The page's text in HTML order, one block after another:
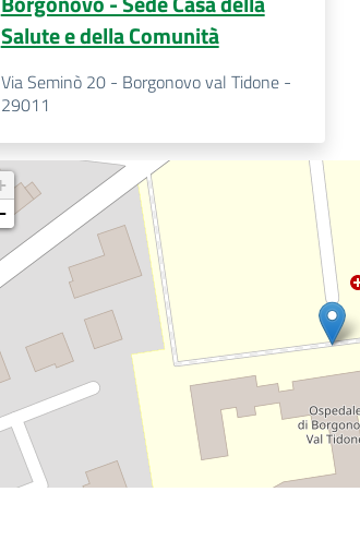
Salute e della Comunità
Via Seminò 20 - Borgonovo val Tidone -
29011